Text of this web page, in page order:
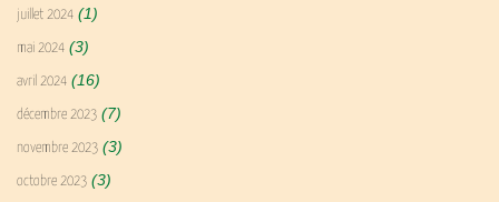
juillet 2024 (1)
mai 2024 (3)
avril 2024 (16)
décembre 2023 (7)
novembre 2023 (3)
octobre 2023 (3)